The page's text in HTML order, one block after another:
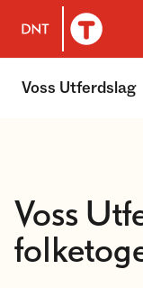
Til DNT.no forside
Voss Utferdslag
Voss